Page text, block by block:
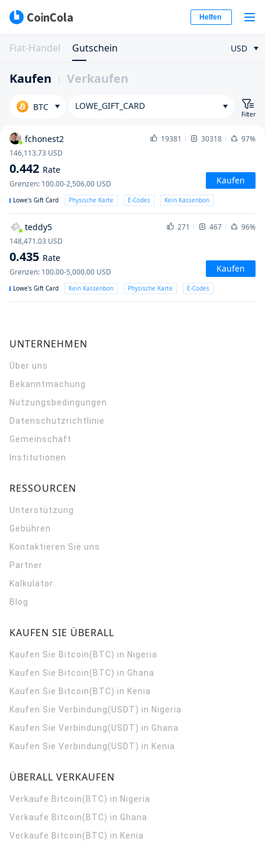
Helfen
Fiat-Handel Gutschein USD
Kaufen Verkaufen
BTC LOWE_GIFT_CARD
Filter
fchonest2 19381 30318
97%
146,113.73 USD
0.442 Rate
Grenzen: 100.00-2,506.00 USD Kaufen
Lowe's Gift Card Physische Karte E-Codes Kein Kassenbon
teddy5 271 467
96%
148,471.03 USD
0.435 Rate
Grenzen: 100.00-5,000.00 USD Kaufen
Lowe's Gift Card Kein Kassenbon Physische Karte E-Codes
UNTERNEHMEN
Über uns
Bekanntmachung
Nutzungsbedingungen
Datenschutzrichtlinie
Gemeinschaft
Institutionen
RESSOURCEN
Unterstützung
Gebühren
Kontaktieren Sie uns
Partner
Kalkulator
Blog
KAUFEN SIE ÜBERALL
Kaufen Sie Bitcoin(BTC) in Nigeria
Kaufen Sie Bitcoin(BTC) in Ghana
Kaufen Sie Bitcoin(BTC) in Kenia
Kaufen Sie Verbindung(USDT) in Nigeria
Kaufen Sie Verbindung(USDT) in Ghana
Kaufen Sie Verbindung(USDT) in Kenia
ÜBERALL VERKAUFEN
Verkaufe Bitcoin(BTC) in Nigeria
Verkaufe Bitcoin(BTC) in Ghana
Verkaufe Bitcoin(BTC) in Kenia